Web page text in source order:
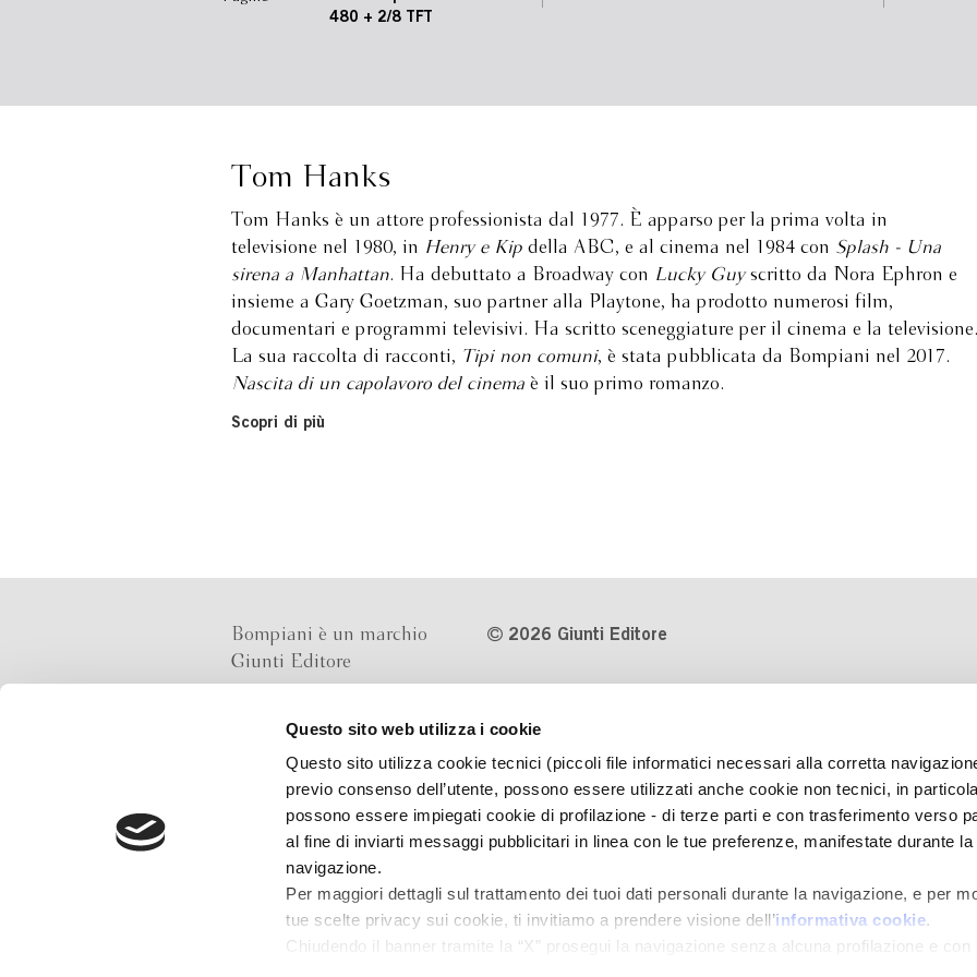
Questo sito web utilizza i cookie
Questo sito utilizza cookie tecnici (piccoli file informatici necessari alla corretta
previo consenso dell’utente, possono essere utilizzati anche cookie non tecnici, in
possono essere impiegati cookie di profilazione - di terze parti e con trasferimento verso
al fine di inviarti messaggi pubblicitari in linea con le tue preferenze, manifestate durante la
navigazione.
Per maggiori dettagli sul trattamento dei tuoi dati personali durante la navigazione, e per
tue scelte privacy sui cookie, ti invitiamo a prendere visione dell’informativa cookie.
Chiudendo il banner tramite la “X” prosegui la navigazione senza alcuna profilazione e con
480 + 2/8 TFT
Tom Hanks
Tom Hanks è un attore professionista dal 1977. È apparso per la prima volta in
televisione nel 1980, in Henry e Kip della ABC, e al cinema nel 1984 con Splash - Una
sirena a Manhattan. Ha debuttato a Broadway con Lucky Guyscritto da Nora Ephron e
insieme a Gary Goetzman, suo partner alla Playtone, ha prodotto numerosi film,
documentari e programmi televisivi. Ha scritto sceneggiature per il cinema e la televisione.
La sua raccolta di racconti, Tipi non comuni, è stata pubblicata da Bompiani nel 2017.
Nascita di un capolavoro del cinema è il suo primo romanzo.
Scopri di più
Bompiani è un marchio
Giunti Editore
Via Bolognese 165,
50139 Firenze
Via G.B.Pirelli 30,
20124 Milano
2026 Giunti Editore
Numero d'iscrizione al Registro
Imprese di Milano REA 1327444
Informativa sulla privacy